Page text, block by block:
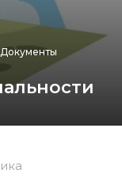
Документы